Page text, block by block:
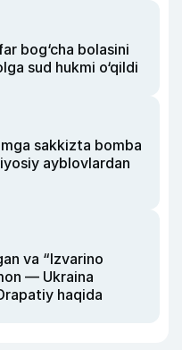
bog‘cha bolasini
sud hukmi o‘qildi
sakkizta bomba
ayblovlardan
va “Izvarino
— Ukraina
haqida